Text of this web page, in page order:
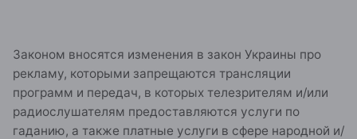
Законом вносятся изменения в закон Украины про
рекламу, которыми запрещаются трансляции
программ и передач, в которых телезрителям и/или
радиослушателям предоставляются услуги по
гаданию, а также платные услуги в сфере народной и/